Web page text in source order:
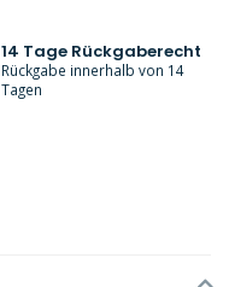
14 Tage Rückgaberecht
Rückgabe innerhalb von 14
Tagen